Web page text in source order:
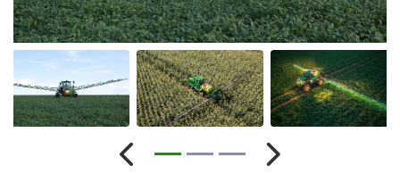
Anterior Próximo